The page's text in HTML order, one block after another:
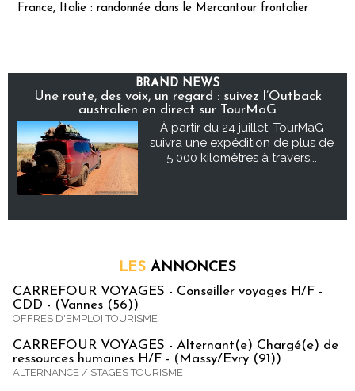
France, Italie : randonnée dans le Mercantour frontalier
BRAND NEWS
Une route, des voix, un regard : suivez l’Outback
australien en direct sur TourMaG
À partir du 24 juillet, TourMaG
suivra une expédition de plus de
5 000 kilomètres à travers...
LES ANNONCES
CARREFOUR VOYAGES - Conseiller voyages H/F -
CDD - (Vannes (56))
OFFRES D'EMPLOI TOURISME
CARREFOUR VOYAGES - Alternant(e) Chargé(e) de
ressources humaines H/F - (Massy/Evry (91))
ALTERNANCE / STAGES TOURISME